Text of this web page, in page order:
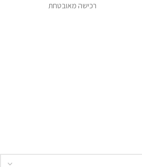
רכישה מאובטחת